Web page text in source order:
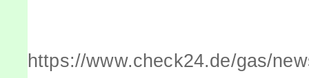
https://www.check24.de/gas/